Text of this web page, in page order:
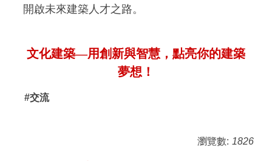
開啟未來建築人才之路。
文化建築—用創新與智慧，點亮你的建築
夢想！
#交流
瀏覽數: 1826